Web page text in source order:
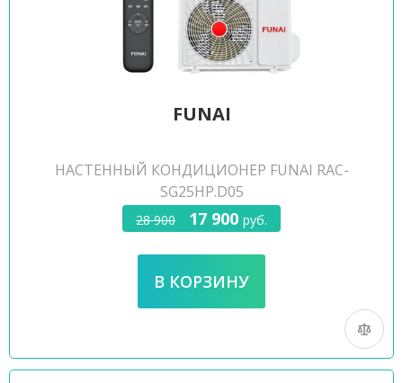
FUNAI
НАСТЕННЫЙ КОНДИЦИОНЕР FUNAI RAC-
SG25HP.D05
28 900 17 900 руб.